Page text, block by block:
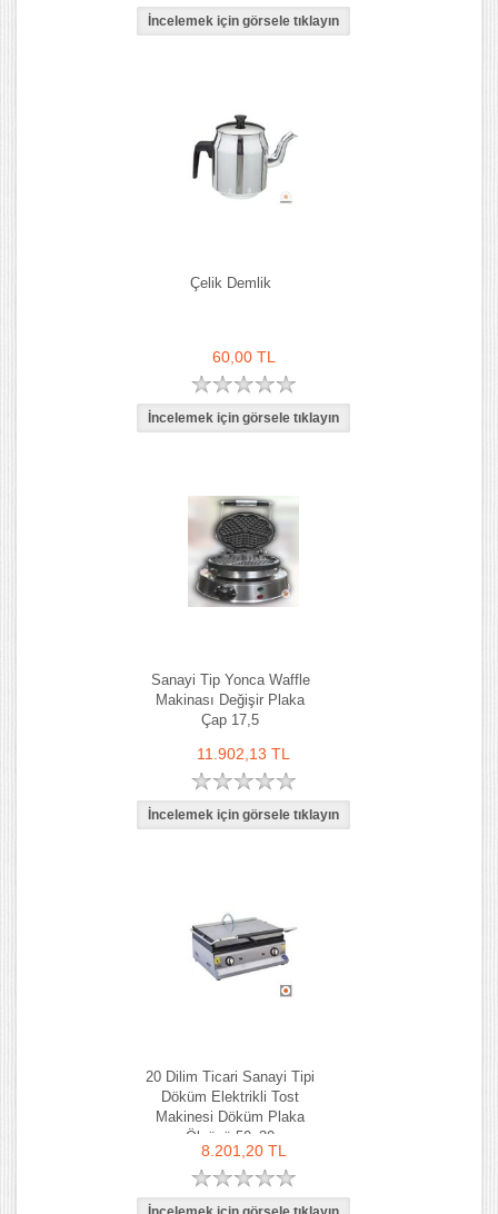
Çelik Demlik
60,00 TL
Sanayi Tip Yonca Waffle
Makinası Değişir Plaka
Çap 17,5
11.902,13 TL
20 Dilim Ticari Sanayi Tipi
Döküm Elektrikli Tost
Makinesi Döküm Plaka
Ölçüsü 50x30
8.201,20 TL